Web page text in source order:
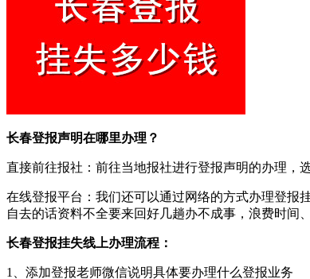
长春登报声明在哪里办理？
直接前往报社：前往当地报社进行登报声明的办理，
在线登报平台：我们还可以通过网络的方式办理登报
自去的话资料不全要来回好几趟办不成事，浪费时间
长春登报挂失线上办理流程：
1、添加登报老师微信说明具体要办理什么登报业务